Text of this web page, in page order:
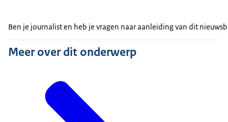
Ben je journalist en heb je vragen naar aanleiding van dit
Meer over dit onderwerp